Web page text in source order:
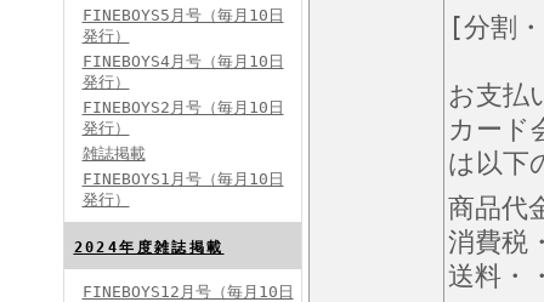
FINEBOYS2024年6月号
FINEBOYS5月号（毎月10日
発行）
FINEBOYS4月号（毎月10日
発行）
FINEBOYS2月号（毎月10日
発行）
雑誌掲載
FINEBOYS1月号（毎月10日
発行）
2024年度雑誌掲載
FINEBOYS12月号（毎月10日
[分割
お支払
カード
は以下
商品代
消費税
送料・